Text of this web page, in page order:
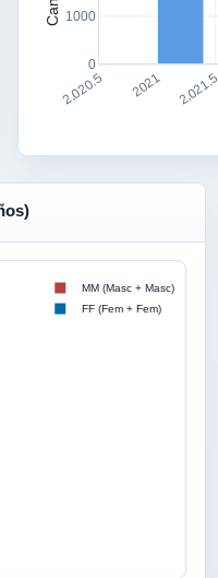
2,020.5 2021 2,021.5
0
1000
MM (Masc + Masc)
FF (Fem + Fem)